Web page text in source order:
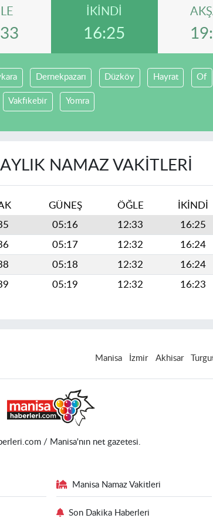
İKINDI
16:25
Dernekpazarı Düzköy Hayrat Of
Vakfıkebir Yomra
NAMAZ VAKITLERI
GÜNEŞ ÖĞLE İKINDI
05:16 12:33 16:25
05:17 12:32 16:24
05:18 12:32 16:24
05:19 12:32 16:23
Manisa İzmir Akhisar
/ Manisa'nın net gazetesi.
Manisa Namaz Vakitleri
Son Dakika Haberleri